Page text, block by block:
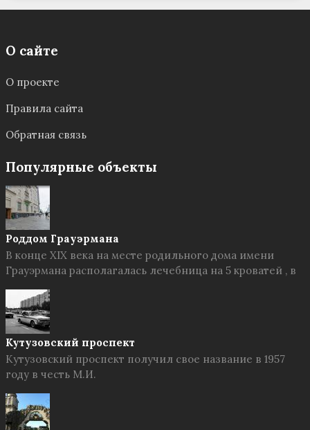
О сайте
О проекте
Правила сайта
Обратная связь
Популярные объекты
Роддом Грауэрмана
В конце XIX века на месте родильного дома имени
Грауэрмана располагалась лечебница на 5 кроватей , в
Кутузовский проспект
Кутузовский проспект получил свое название в 1957
году в честь М.И.